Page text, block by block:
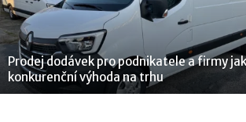
Prodej dodávek pro podnikatele a firmy
konkurenční výhoda na trhu